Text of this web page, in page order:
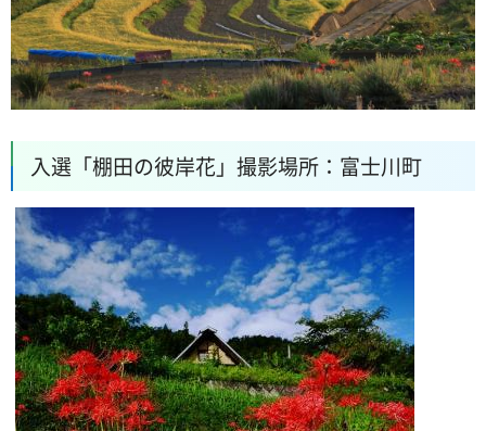
入選「棚田の彼岸花」撮影場所：富士川町